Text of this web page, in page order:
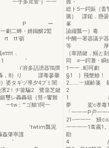
誓’｝一一
ー
劇二蝉・婿鐵醸2鷲
tt tt rt tt’砺
．
1 ’
譜器鴇撰
轟，8｝り 謬毒蓼馨
婆タギヅ導夕4プミ闇
2！ヂ釜騙2 鷺蕩芝鍵
璽レ轟轟籍｛彗♂饗難
ゴ舳’l阿一
’
瓢泥
姦肇寧護
’
握・ 廼
総ト5一鍔賑
騰｝ 謬鎚．懸曇
峯 曇謬
諭綴瓢一
中醐一署器
等 厚｝ノ器
｛睾踏鍵，鰯
同 ≡一鍔灘・瞬
1一一…町
§1 ｝飛蟹鯵！
2………︸綴齢箋
2 ｛ ｛
1 ミ｝ 羅）
夢 駕c孝毒1
「一一一P戸一
21−一一一 鰻
一一一一1葺霧1
勘 r・一・
4 き一…